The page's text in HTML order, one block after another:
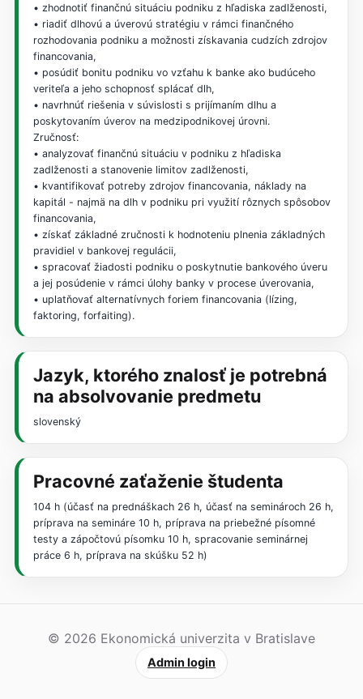
• zhodnotiť finančnú situáciu podniku z hľadiska zadlženosti,
• riadiť dlhovú a úverovú stratégiu v rámci finančného
rozhodovania podniku a možnosti získavania cudzích zdrojov
financovania,
• posúdiť bonitu podniku vo vzťahu k banke ako budúceho
veriteľa a jeho schopnosť splácať dlh,
• navrhnúť riešenia v súvislosti s prijímaním dlhu a
poskytovaním úverov na medzipodnikovej úrovni.
Zručnosť:
• analyzovať finančnú situáciu v podniku z hľadiska
zadlženosti a stanovenie limitov zadlženosti,
• kvantifikovať potreby zdrojov financovania, náklady na
kapitál - najmä na dlh v podniku pri využití rôznych spôsobov
financovania,
• získať základné zručnosti k hodnoteniu plnenia základných
pravidiel v bankovej regulácii,
• spracovať žiadosti podniku o poskytnutie bankového úveru
a jej posúdenie v rámci úlohy banky v procese úverovania,
• uplatňovať alternatívnych foriem financovania (lízing,
faktoring, forfaiting).
Jazyk, ktorého znalosť je potrebná
na absolvovanie predmetu
slovenský
Pracovné zaťaženie študenta
104 h (účasť na prednáškach 26 h, účasť na seminároch 26 h,
príprava na semináre 10 h, príprava na priebežné písomné
testy a zápočtovú písomku 10 h, spracovanie seminárnej
práce 6 h, príprava na skúšku 52 h)
© 2026 Ekonomická univerzita v Bratislave
Admin login